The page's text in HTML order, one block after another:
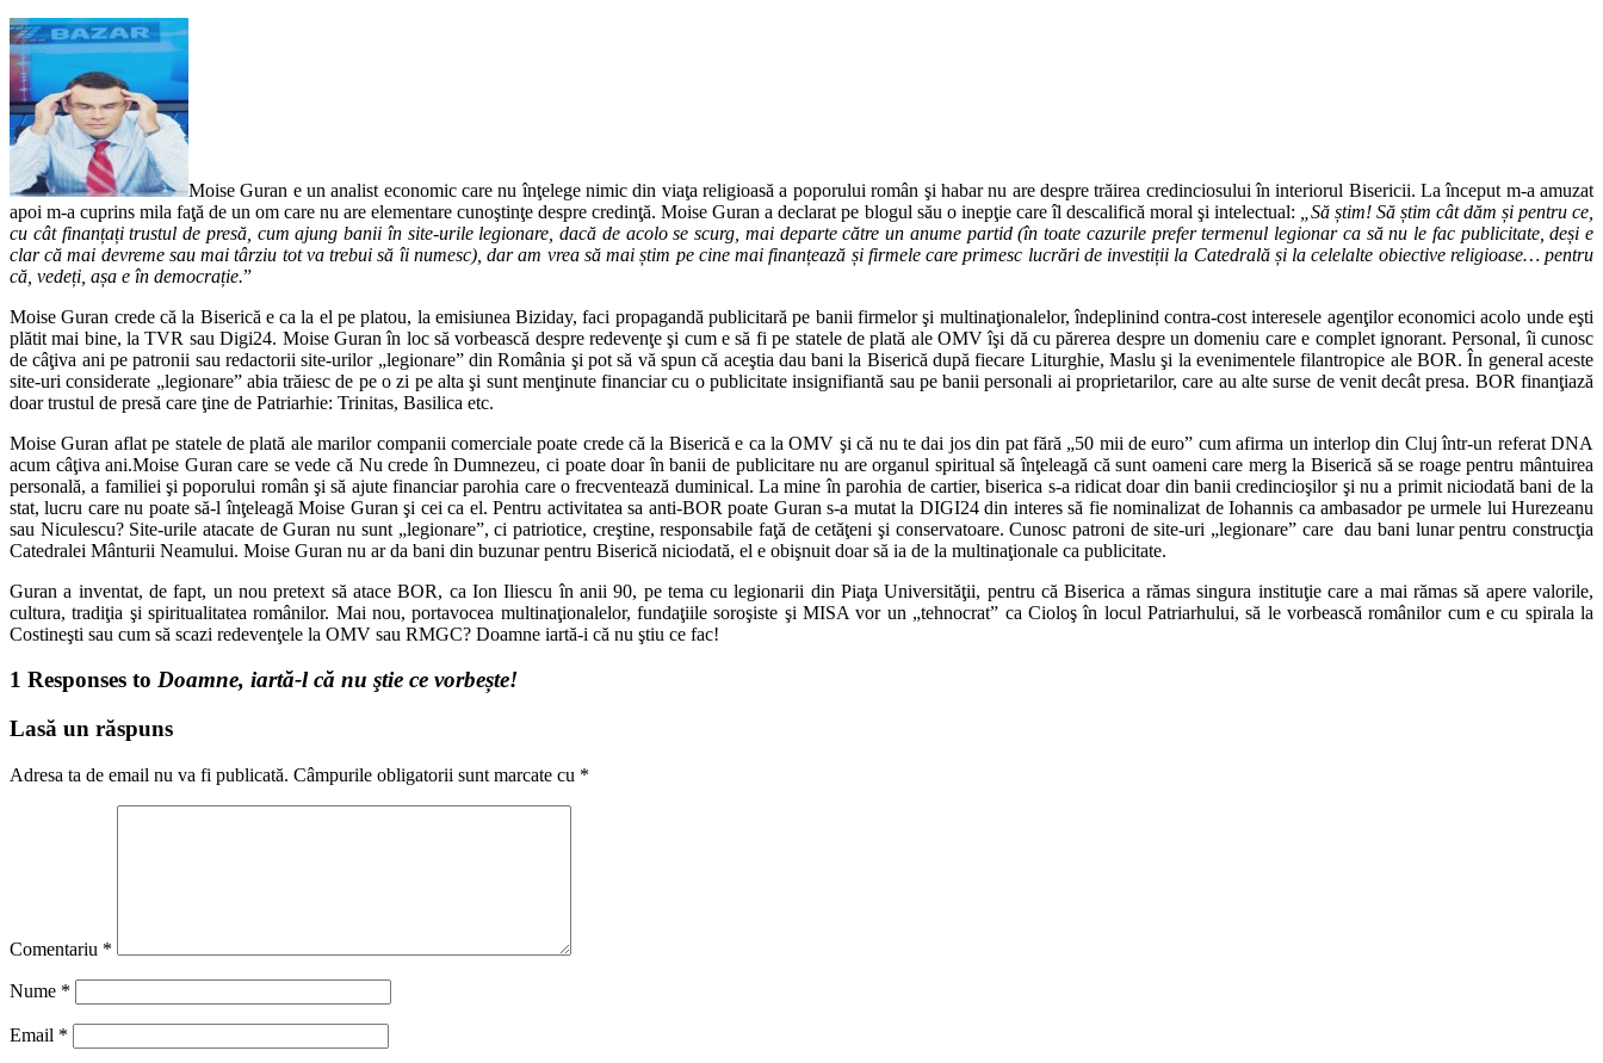
Moise Guran e un analist economic care nu înţelege nimic din viaţa religioasă a poporului român şi habar nu are despre trăirea credinciosului în interiorul Bisericii. La început m-a amuzat
apoi m-a cuprins mila faţă de un om care nu are elementare cunoştinţe despre credinţă. Moise Guran a declarat pe blogul său o inepţie care îl descalifică moral şi intelectual: „Să știm! Să știm cât dăm și pentru ce,
cu cât finanțați trustul de presă, cum ajung banii în site-urile legionare, dacă de acolo se scurg, mai departe către un anume partid (în toate cazurile prefer termenul legionar ca să nu le fac publicitate, deși e
clar că mai devreme sau mai târziu tot va trebui să îi numesc), dar am vrea să mai știm pe cine mai finanțează și firmele care primesc lucrări de investiții la Catedrală și la celelalte obiective religioase… pentru
că, vedeți, așa e în democrație.”
Moise Guran crede că la Biserică e ca la el pe platou, la emisiunea Biziday, faci propagandă publicitară pe banii firmelor şi multinaţionalelor, îndeplinind contra-cost interesele agenţilor economici acolo unde eşti
plătit mai bine, la TVR sau Digi24. Moise Guran în loc să vorbească despre redevenţe şi cum e să fi pe statele de plată ale OMV îşi dă cu părerea despre un domeniu care e complet ignorant. Personal, îi cunosc
de câţiva ani pe patronii sau redactorii site-urilor „legionare” din România şi pot să vă spun că aceştia dau bani la Biserică după fiecare Liturghie, Maslu şi la evenimentele filantropice ale BOR. În general aceste
site-uri considerate „legionare” abia trăiesc de pe o zi pe alta şi sunt menţinute financiar cu o publicitate insignifiantă sau pe banii personali ai proprietarilor, care au alte surse de venit decât presa. BOR finanţiază
doar trustul de presă care ţine de Patriarhie: Trinitas, Basilica etc.
Moise Guran aflat pe statele de plată ale marilor companii comerciale poate crede că la Biserică e ca la OMV şi că nu te dai jos din pat fără „50 mii de euro” cum afirma un interlop din Cluj într-un referat DNA
acum câţiva ani.Moise Guran care se vede că Nu crede în Dumnezeu, ci poate doar în banii de publicitare nu are organul spiritual să înţeleagă că sunt oameni care merg la Biserică să se roage pentru mântuirea
personală, a familiei şi poporului român şi să ajute financiar parohia care o frecventează duminical. La mine în parohia de cartier, biserica s-a ridicat doar din banii credincioşilor şi nu a primit niciodată bani de la
stat, lucru care nu poate să-l înţeleagă Moise Guran şi cei ca el. Pentru activitatea sa anti-BOR poate Guran s-a mutat la DIGI24 din interes să fie nominalizat de Iohannis ca ambasador pe urmele lui Hurezeanu
sau Niculescu? Site-urile atacate de Guran nu sunt „legionare”, ci patriotice, creştine, responsabile faţă de cetăţeni şi conservatoare. Cunosc patroni de site-uri „legionare” care dau bani lunar pentru construcţia
Catedralei Mânturii Neamului. Moise Guran nu ar da bani din buzunar pentru Biserică niciodată, el e obişnuit doar să ia de la multinaţionale ca publicitate.
Guran a inventat, de fapt, un nou pretext să atace BOR, ca Ion Iliescu în anii 90, pe tema cu legionarii din Piaţa Universităţii, pentru că Biserica a rămas singura instituţie care a mai rămas să apere valorile,
cultura, tradiţia şi spiritualitatea românilor. Mai nou, portavocea multinaţionalelor, fundaţiile soroşiste şi MISA vor un „tehnocrat” ca Cioloş în locul Patriarhului, să le vorbească românilor cum e cu spirala la
Costineşti sau cum să scazi redevenţele la OMV sau RMGC? Doamne iartă-i că nu ştiu ce fac!
1 Responses to Doamne, iartă-l că nu ştie ce vorbește!
Lasă un răspuns
Adresa ta de email nu va fi publicată. Câmpurile obligatorii sunt marcate cu *
Comentariu *
Nume *
Email *